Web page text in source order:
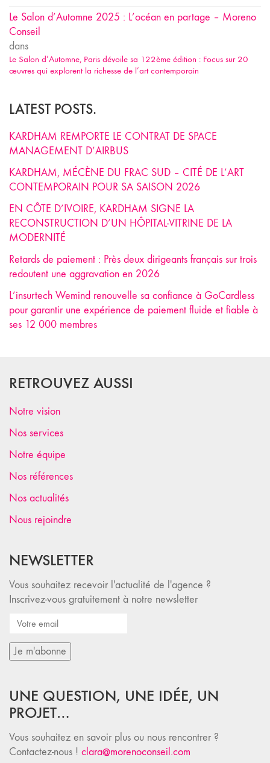
Le Salon d’Automne 2025 : L’océan en partage – Moreno
Conseil
dans
Le Salon d’Automne, Paris dévoile sa 122ème édition : Focus sur 20
œuvres qui explorent la richesse de l’art contemporain
LATEST POSTS.
KARDHAM REMPORTE LE CONTRAT DE SPACE
MANAGEMENT D’AIRBUS
KARDHAM, MÉCÈNE DU FRAC SUD – CITÉ DE L’ART
CONTEMPORAIN POUR SA SAISON 2026
EN CÔTE D’IVOIRE, KARDHAM SIGNE LA
RECONSTRUCTION D’UN HÔPITAL-VITRINE DE LA
MODERNITÉ
Retards de paiement : Près deux dirigeants français sur trois
redoutent une aggravation en 2026
L’insurtech Wemind renouvelle sa confiance à GoCardless
pour garantir une expérience de paiement fluide et fiable à
ses 12 000 membres
RETROUVEZ AUSSI
Notre vision
Nos services
Notre équipe
Nos références
Nos actualités
Nous rejoindre
NEWSLETTER
Vous souhaitez recevoir l'actualité de l'agence ?
Inscrivez-vous gratuitement à notre newsletter
UNE QUESTION, UNE IDÉE, UN
PROJET…
Vous souhaitez en savoir plus ou nous rencontrer ?
Contactez-nous ! clara@morenoconseil.com